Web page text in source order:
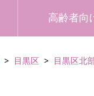
高齢者向
目黒区 目黒区北